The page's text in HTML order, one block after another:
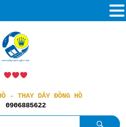
- THAY DÂY ĐỒNG HỒ
0906885622